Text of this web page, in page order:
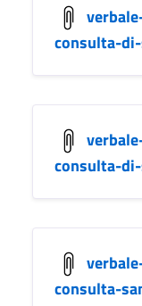
consulta-
consulta-
consulta-